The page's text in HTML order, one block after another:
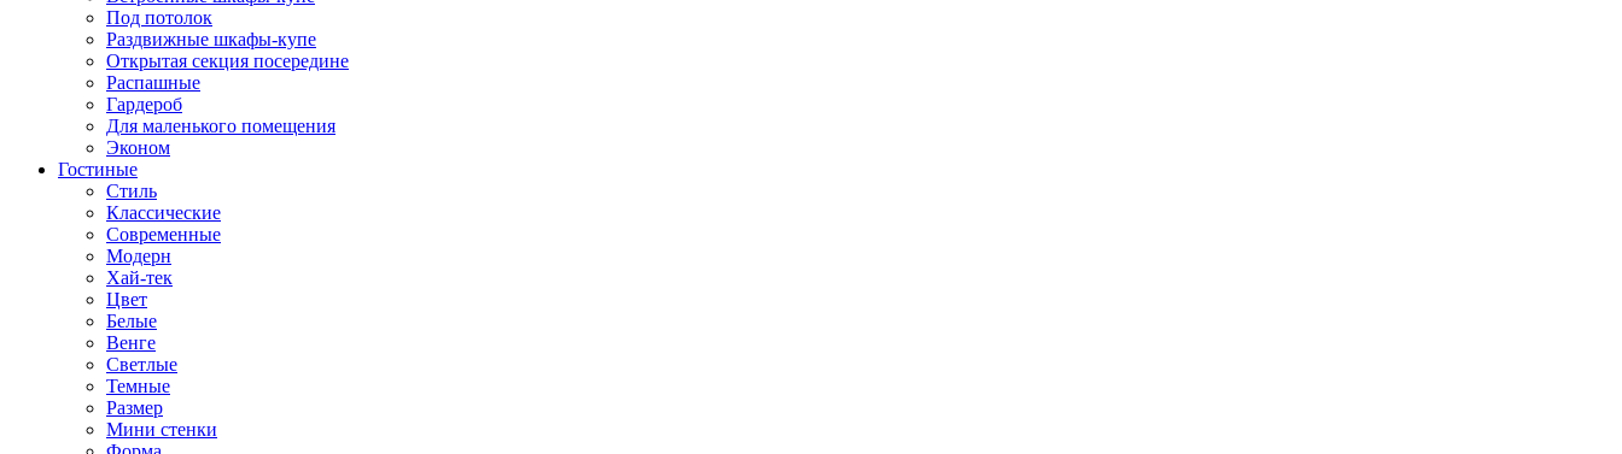
Под потолок
Раздвижные шкафы-купе
Открытая секция посередине
Распашные
Гардероб
Для маленького помещения
Эконом
Гостиные
Стиль
Классические
Современные
Модерн
Хай-тек
Цвет
Белые
Венге
Светлые
Темные
Размер
Мини стенки